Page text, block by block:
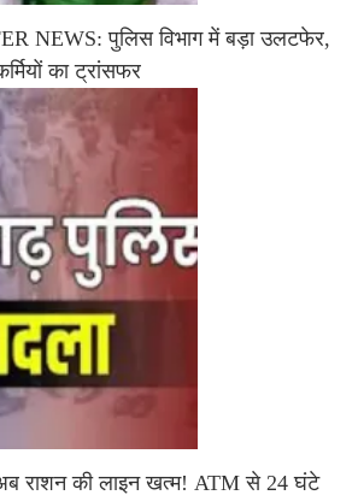
NEWS: पुलिस विभाग में बड़ा उलटफेर,
का ट्रांसफर
राशन की लाइन खत्म! ATM से 24 घंटे